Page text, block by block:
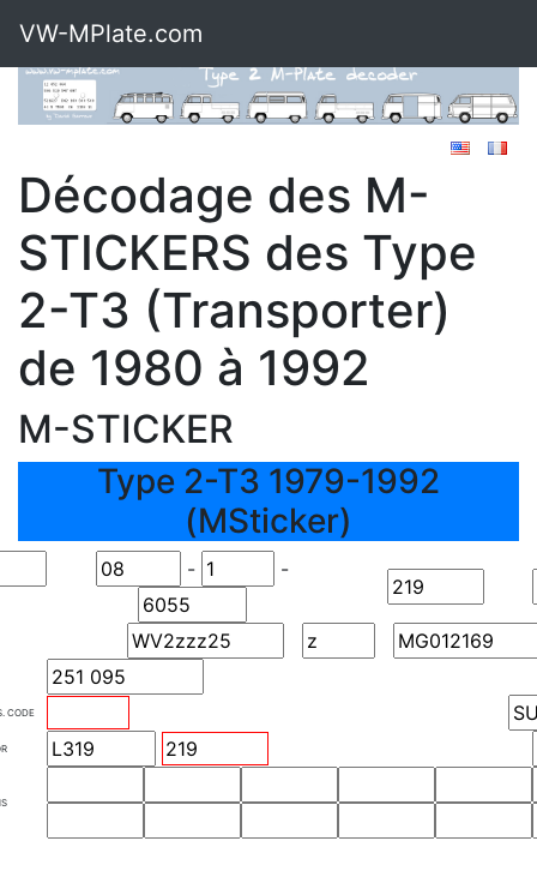
VW-MPlate.com
Décodage des M-
STICKERS des Type
2-T3 (Transporter)
de 1980 à 1992
M-STICKER
Type 2-T3 1979-1992
(MSticker)
- -
CODE